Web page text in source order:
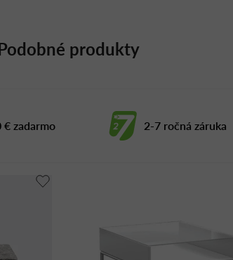
zadarmo 2-7 ročná záruka
produkty